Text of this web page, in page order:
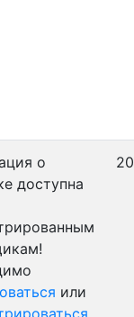
о
доступна
или